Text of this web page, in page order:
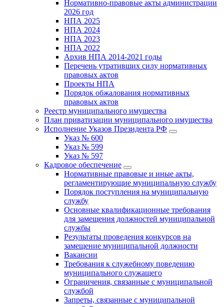
Нормативно-правовые акты администрации
2026 год
НПА 2025
НПА 2024
НПА 2023
НПА 2022
Архив НПА 2014-2021 годы
Перечень утративших силу нормативных
правовых актов
Проекты НПА
Порядок обжалования нормативных
правовых актов
Реестр муниципального имущества
План приватизации муниципального имущества
Исполнение Указов Президента РФ
Указ № 600
Указ № 599
Указ № 597
Кадровое обеспечение
Нормативные правовые и иные акты,
регламентирующие муниципальную службу
Порядок поступления на муниципальную
службу
Основные квалификационные требования
для замещения должностей муниципальной
службы
Результаты проведения конкурсов на
замещение муниципальной должности
Вакансии
Требования к служебному поведению
муниципального служащего
Ограничения, связанные с муниципальной
службой
Запреты, связанные с муниципальной